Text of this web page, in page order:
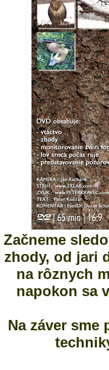
Začneme
zhody, od jari
na rôznych
napokon sa
Na záver